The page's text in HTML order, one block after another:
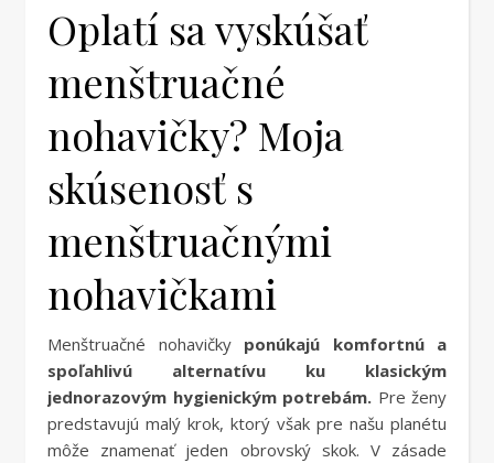
Oplatí sa vyskúšať
menštruačné
nohavičky? Moja
skúsenosť s
menštruačnými
nohavičkami
Menštruačné nohavičky ponúkajú komfortnú a
spoľahlivú alternatívu ku klasickým
jednorazovým hygienickým potrebám. Pre ženy
predstavujú malý krok, ktorý však pre našu planétu
môže znamenať jeden obrovský skok. V zásade